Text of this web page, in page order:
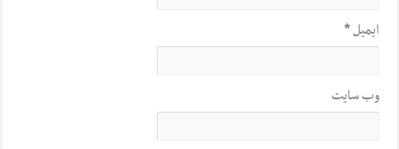
ایمیل*
وب‌ سایت